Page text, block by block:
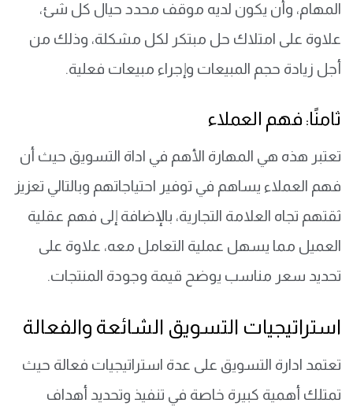
المهام، وأن يكون لديه موقف محدد حيال كل شئ،
علاوة على امتلاك حل مبتكر لكل مشكلة، وذلك من
أجل زيادة حجم المبيعات وإجراء مبيعات فعلية.
ثامنًا: فهم العملاء
تعتبر هذه هي المهارة الأهم في اداة التسويق حيث أن
فهم العملاء يساهم في توفير احتياجاتهم وبالتالي تعزيز
ثقتهم تجاه العلامة التجارية، بالإضافة إلى فهم عقلية
العميل مما يسهل عملية التعامل معه، علاوة على
تحديد سعر مناسب يوضح قيمة وجودة المنتجات.
استراتيجيات التسويق الشائعة والفعالة
تعتمد ادارة التسويق على عدة استراتيجيات فعالة حيث
تمتلك أهمية كبيرة خاصة في تنفيذ وتحديد أهداف